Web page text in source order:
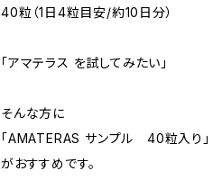
40粒（1日4粒目安/約10日分）
「アマテラス を試してみたい」
そんな方に
「AMATERAS サンプル 40粒入り」
がおすすめです。